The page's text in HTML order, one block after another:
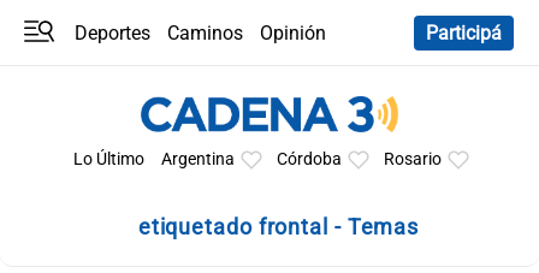
Deportes Caminos
Opinión
Participá
Lo Último Argentina Córdoba Rosario
etiquetado frontal - Temas